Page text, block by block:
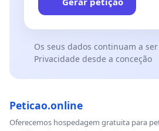
Os seus dados continuam a
Privacidade desde a conceção
Peticao.online
Oferecemos hospedagem gratuita para